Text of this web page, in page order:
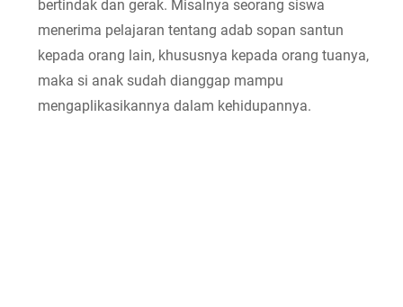
bertindak dan gerak. Misalnya seorang siswa
menerima pelajaran tentang adab sopan santun
kepada orang lain, khususnya kepada orang tuanya,
maka si anak sudah dianggap mampu
mengaplikasikannya dalam kehidupannya.